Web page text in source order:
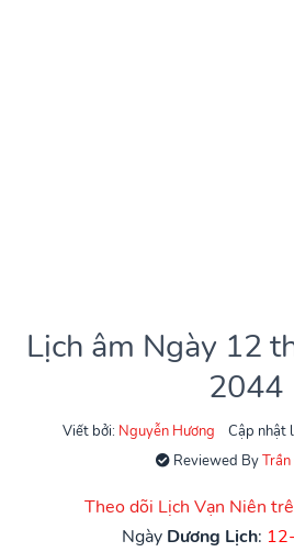
Lịch âm Ngày 12
2044
Viết bởi: Nguyễn Hương
Cập nhật
Reviewed ByTrần
Theo dõi Lịch Vạn Niên
Ngày Dương Lịch: